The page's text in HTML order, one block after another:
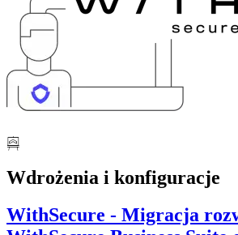
Wdrożenia i konfiguracje
WithSecure - Migracja